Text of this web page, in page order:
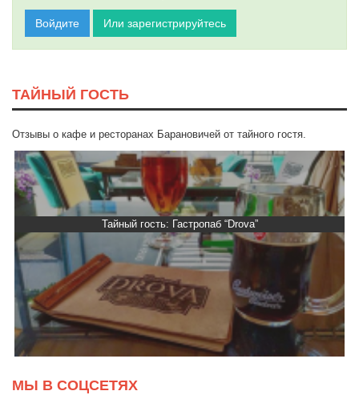
Войдите Или зарегистрируйтесь
ТАЙНЫЙ ГОСТЬ
Отзывы о кафе и ресторанах Барановичей от тайного гостя.
Тайный гость: Гастропаб “Drova”
МЫ В СОЦСЕТЯХ